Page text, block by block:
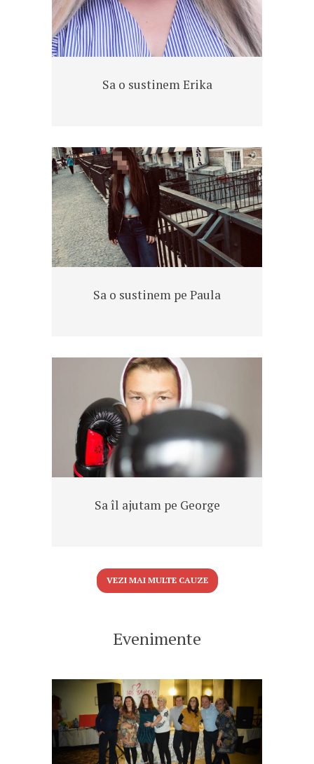
Sa o sustinem Erika
Sa o sustinem pe Paula
Sa îl ajutam pe George
VEZI MAI MULTE CAUZE
Evenimente